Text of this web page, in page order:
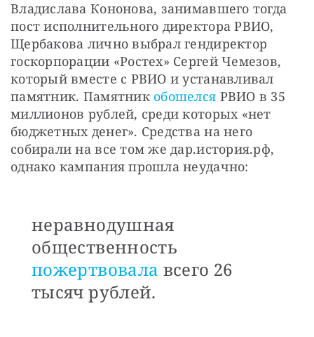
Владислава Кононова, занимавшего тогда
пост исполнительного директора РВИО,
Щербакова лично выбрал гендиректор
госкорпорации «Ростех» Сергей Чемезов,
который вместе с РВИО и устанавливал
памятник. Памятник обошелся РВИО в 35
миллионов рублей, среди которых «нет
бюджетных денег». Средства на него
собирали на все том же дар.история.рф,
однако кампания прошла неудачно:
неравнодушная
общественность
пожертвовала всего 26
тысяч рублей.